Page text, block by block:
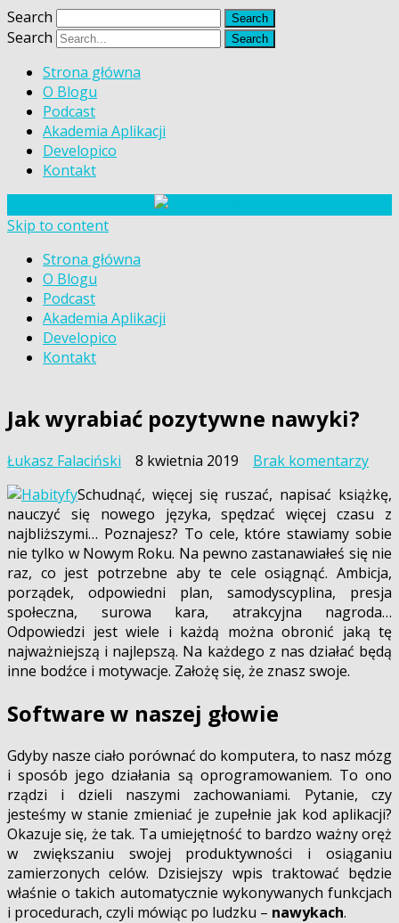
Search
Search
Strona główna
O Blogu
Podcast
Akademia Aplikacji
Developico
Kontakt
Skip to content
Strona główna
O Blogu
Podcast
Akademia Aplikacji
Developico
Kontakt
Jak wyrabiać pozytywne nawyki?
Łukasz Falaciński 8 kwietnia 2019 Brak komentarzydo
Schudnąć, więcej się ruszać, napisać książkę,
nauczyć się nowego języka, spędzać więcej czasu z
najbliższymi… Poznajesz? To cele, które stawiamy sobie
nie tylko w Nowym Roku. Na pewno zastanawiałeś się nie
raz, co jest potrzebne aby te cele osiągnąć. Ambicja,
porządek, odpowiedni plan, samodyscyplina, presja
społeczna, surowa kara, atrakcyjna nagroda…
Odpowiedzi jest wiele i każdą można obronić jaką tę
najważniejszą i najlepszą. Na każdego z nas działać będą
inne bodźce i motywacje. Założę się, że znasz swoje.
Software w naszej głowie
Gdyby nasze ciało porównać do komputera, to nasz mózg
i sposób jego działania są oprogramowaniem. To ono
rządzi i dzieli naszymi zachowaniami. Pytanie, czy
jesteśmy w stanie zmieniać je zupełnie jak kod aplikacji?
Okazuje się, że tak. Ta umiejętność to bardzo ważny oręż
w zwiększaniu swojej produktywności i osiąganiu
zamierzonych celów. Dzisiejszy wpis traktować będzie
właśnie o takich automatycznie wykonywanych funkcjach
i procedurach, czyli mówiąc po ludzku – nawykach.